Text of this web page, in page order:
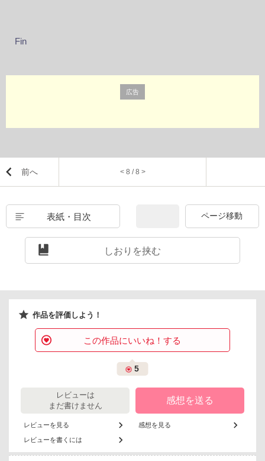
Fin
広告
前へ < 8 / 8 >
表紙・目次
しおりを挟む
作品を評価しよう！
この作品にいいね！する
5
レビューは
まだ書けません
レビューを見る
レビューを書くには
感想を送る
感想を見る